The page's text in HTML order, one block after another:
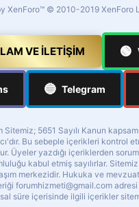
XenForo™ © 2010-2019 XenForo
VE İLETIŞIM 🟢
🔵 Telegram
Sitemiz; 5651 Sayılı Kanun
Bu sebeple içerikleri kontrol
Üyeler yazdığı içeriklerden
kabul etmiş sayılırlar.
merkezidir. Hukuka ve
forumhizmeti@gmail.com adresi
süre içerisinde ilgili içerikler